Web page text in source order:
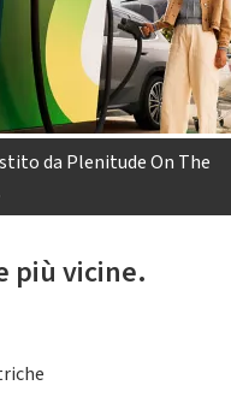
da Plenitude On The
più vicine.